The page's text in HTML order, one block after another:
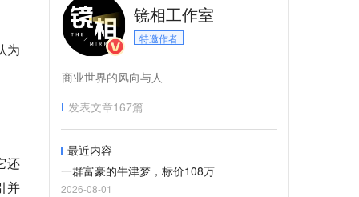
为
还
并
镜相工作室
特邀作者
商业世界的风向与人
发表文章167篇
最近内容
一群富豪的牛津梦，标价108万
2026-08-01